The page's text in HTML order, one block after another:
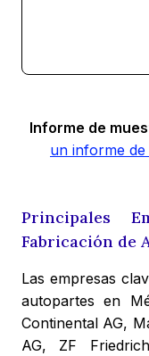
Informe de
un informe
Principales
Fabricación de
Las empresas
autopartes en
Continental AG,
AG, ZF